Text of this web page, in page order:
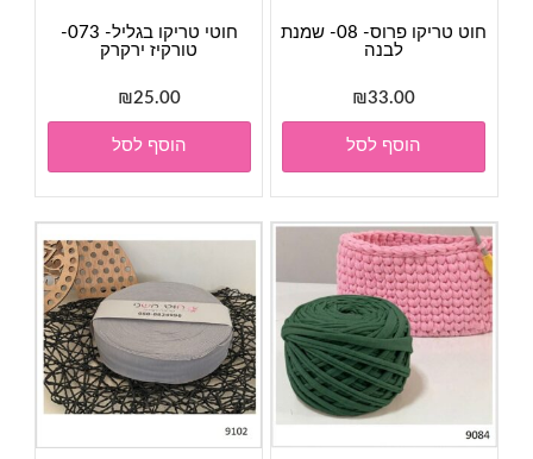
חוט טריקו פרוס- 08- שמנת
לבנה
₪33.00
הוסף לסל
חוטי טריקו בגליל- 073-
טורקיז ירקרק
₪25.00
הוסף לסל